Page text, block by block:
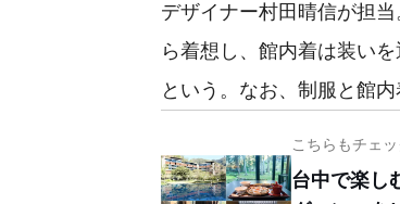
デザイナー村田晴信が担
ら着想し、館内着は装い
という。なお、制服と館
こちらもチェッ
台中で楽し